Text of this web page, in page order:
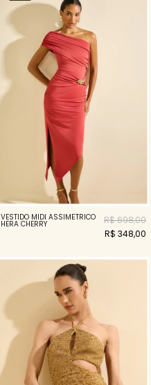
VESTIDO MIDI ASSIMÉTRICO
HERA CHERRY
R$ 698,00
R$ 348,00